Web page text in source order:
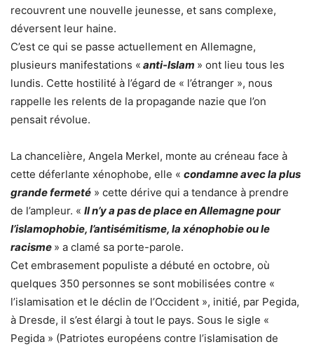
recouvrent une nouvelle jeunesse, et sans complexe,
déversent leur haine.
C’est ce qui se passe actuellement en Allemagne,
plusieurs manifestations « anti-Islam » ont lieu tous les
lundis. Cette hostilité à l’égard de « l’étranger », nous
rappelle les relents de la propagande nazie que l’on
pensait révolue.
La chancelière, Angela Merkel, monte au créneau face à
cette déferlante xénophobe, elle « condamne avec la plus
grande fermeté » cette dérive qui a tendance à prendre
de l’ampleur. « Il n’y a pas de place en Allemagne pour
l’islamophobie, l’antisémitisme, la xénophobie ou le
racisme » a clamé sa porte-parole.
Cet embrasement populiste a débuté en octobre, où
quelques 350 personnes se sont mobilisées contre «
l’islamisation et le déclin de l’Occident », initié, par Pegida,
à Dresde, il s’est élargi à tout le pays. Sous le sigle «
Pegida » (Patriotes européens contre l’islamisation de